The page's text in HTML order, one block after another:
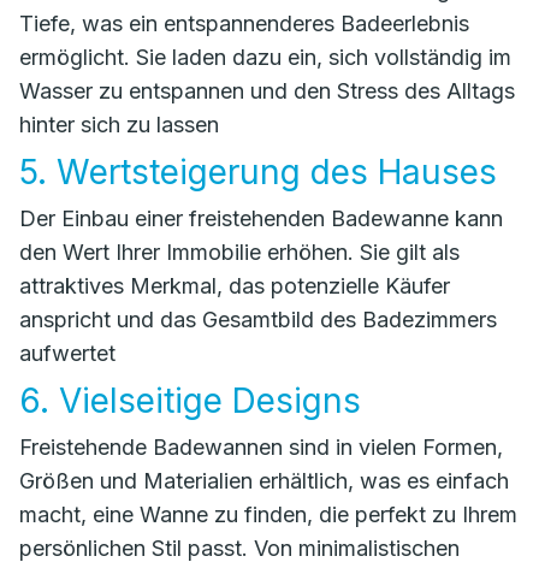
Tiefe, was ein entspannenderes Badeerlebnis
ermöglicht. Sie laden dazu ein, sich vollständig im
Wasser zu entspannen und den Stress des Alltags
hinter sich zu lassen
5. Wertsteigerung des Hauses
Der Einbau einer freistehenden Badewanne kann
den Wert Ihrer Immobilie erhöhen. Sie gilt als
attraktives Merkmal, das potenzielle Käufer
anspricht und das Gesamtbild des Badezimmers
aufwertet
6. Vielseitige Designs
Freistehende Badewannen sind in vielen Formen,
Größen und Materialien erhältlich, was es einfach
macht, eine Wanne zu finden, die perfekt zu Ihrem
persönlichen Stil passt. Von minimalistischen